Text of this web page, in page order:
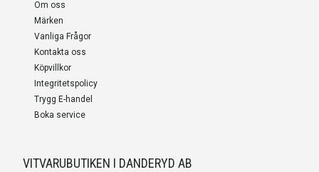
Om oss
Märken
Vanliga Frågor
Kontakta oss
Köpvillkor
Integritetspolicy
Trygg E-handel
Boka service
VITVARUBUTIKEN I DANDERYD AB